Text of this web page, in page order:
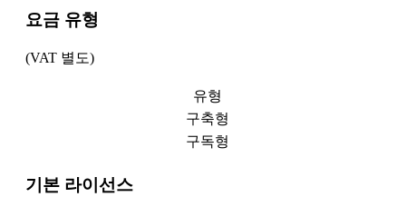
요금 유형
(VAT 별도)
유형
구축형
구독형
기본 라이선스